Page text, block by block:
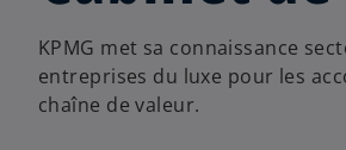
KPMG met sa connaissance
entreprises du luxe pour les
chaîne de valeur.